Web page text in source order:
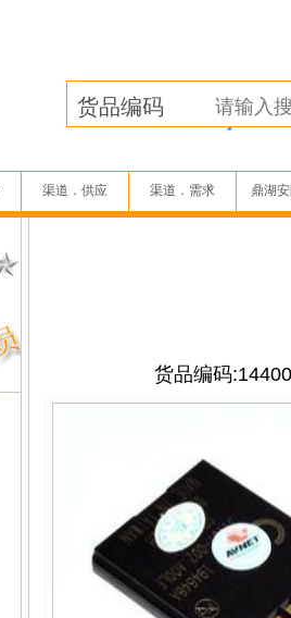
渠道．供应 渠道．需求 鼎湖
货品编码